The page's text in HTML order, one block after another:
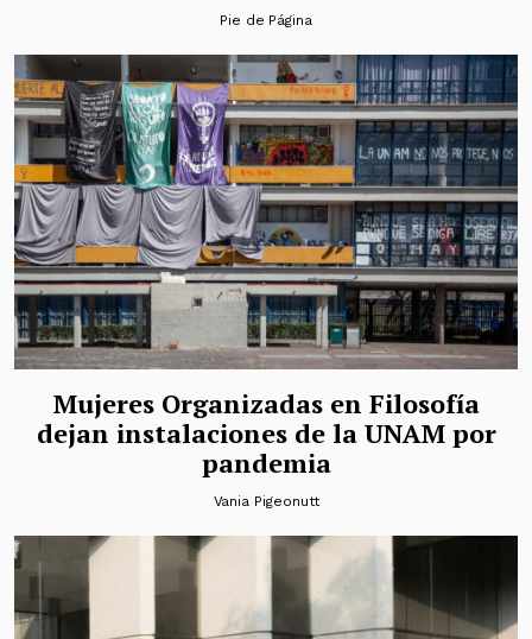
Pie de Página
Mujeres Organizadas en Filosofía
dejan instalaciones de la UNAM por
pandemia
Vania Pigeonutt